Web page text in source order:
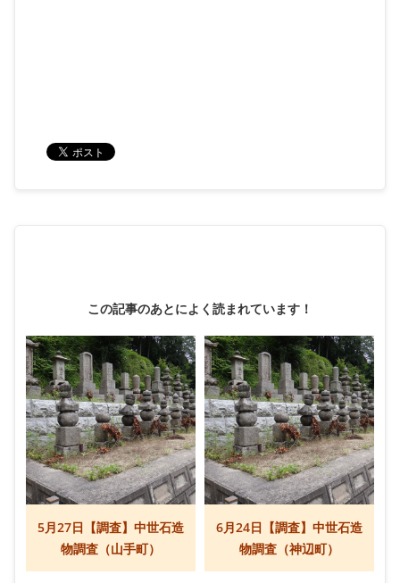
この記事のあとによく読まれています！
5月27日【調査】中世石造
物調査（山手町）
6月24日【調査】中世石造
物調査（神辺町）